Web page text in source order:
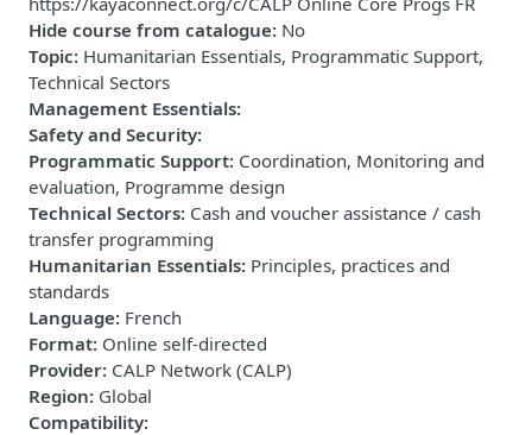
Hide course from catalogue: No
Topic: Humanitarian Essentials, Programmatic Support,
Technical Sectors
Management Essentials:
Safety and Security:
Programmatic Support: Coordination, Monitoring and
evaluation, Programme design
Technical Sectors: Cash and voucher assistance / cash
transfer programming
Humanitarian Essentials: Principles, practices and
standards
Language: French
Format: Online self-directed
Provider: CALP Network (CALP)
Region: Global
Compatibility: